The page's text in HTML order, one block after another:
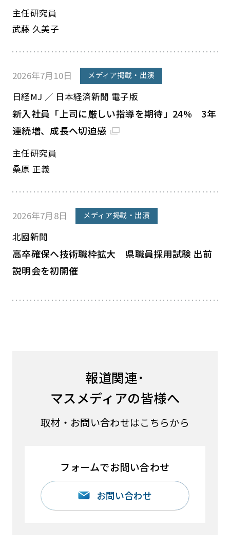
主任研究員
武藤 久美子
2026年7月10日 メディア掲載・出演
日経MJ ／ 日本経済新聞 電子版
新入社員「上司に厳しい指導を期待」24% 3年
連続増、成長へ切迫感
主任研究員
桑原 正義
2026年7月8日 メディア掲載・出演
北國新聞
高卒確保へ技術職枠拡大 県職員採用試験 出前
説明会を初開催
報道関連･
マスメディアの皆様へ
取材・お問い合わせはこちらから
フォームでお問い合わせ
お問い合わせ